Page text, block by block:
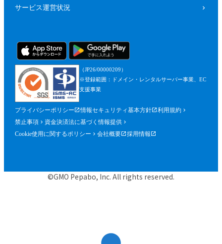
サービス運営状況
（JP26/00000209）
※登録範囲：ドメイン・レンタルサーバー事業、EC
支援事業
プライバシーポリシー 情報セキュリティ基本方針
利用規約
禁止事項
資金決済法に基づく情報提供
Cookie使用に関するポリシー
会社概要 採用情報
©GMO Pepabo, Inc. All rights reserved.